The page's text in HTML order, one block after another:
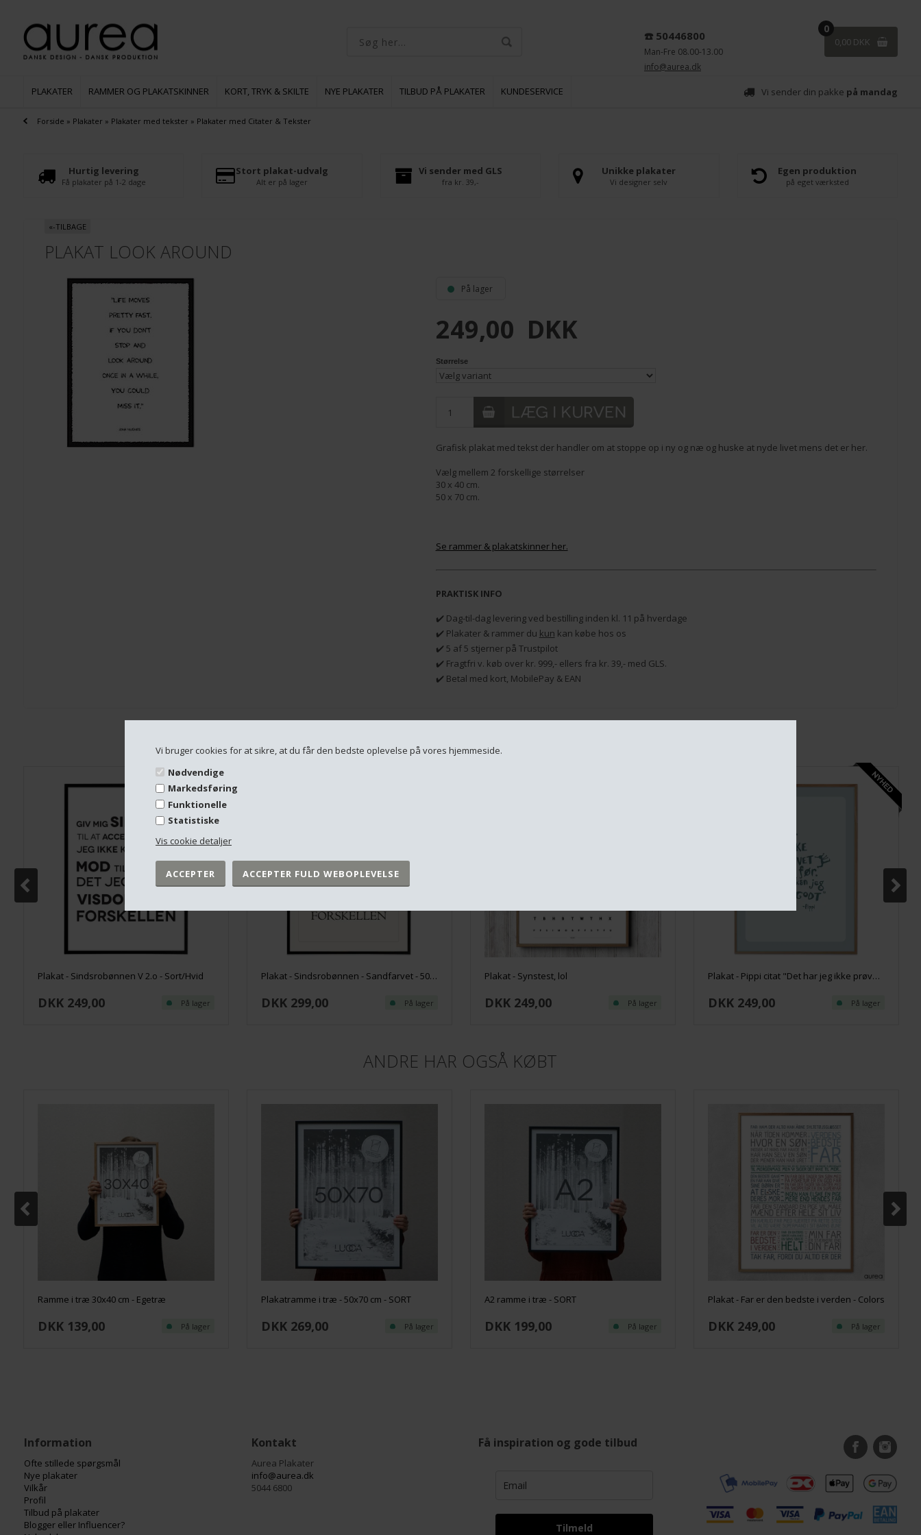
Vi bruger cookies for at sikre, at du får den bedste oplevelse på vores hjemmeside.
Nødvendige
Markedsføring
Funktionelle
Statistiske
Vis cookie detaljer
0
0,00 DKK
☎️ 50446800
Man-Fre 08.00-13.00
info@aurea.dk
Vi sender din pakke på mandag
PLAKATER RAMMER OG PLAKATSKINNER KORT, TRYK & SKILTE NYE PLAKATER TILBUD PÅ PLAKATER KUNDESERVICE
Forside » Plakater » Plakater med tekster » Plakater med Citater & Tekster
Hurtig levering
Få plakater på 1-2 dage
Stort plakat-udvalg
Alt er på lager
Vi sender med GLS
fra kr. 39,-
Unikke plakater
Vi designer selv
Egen produktion
på eget værksted
«-TILBAGE
PLAKAT LOOK AROUND
På lager
249,00 DKK
Størrelse
Grafisk plakat med tekst der handler om at stoppe op i ny og næ og huske at nyde livet mens det er her.
Vælg mellem 2 forskellige størrelser
30 x 40 cm.
50 x 70 cm.
Se rammer & plakatskinner her.
PRAKTISK INFO
✔️ Dag-til-dag levering ved bestilling inden kl. 11 på hverdage
✔️ Plakater & rammer du kun kan købe hos os
✔️ 5 af 5 stjerner på Trustpilot
✔️ Fragtfri v. køb over kr. 999,- ellers fra kr. 39,- med GLS.
✔️ Betal med kort, MobilePay & EAN
Plakat - Sindsrobønnen V 2.o - Sort/Hvid
DKK 249,00 På lager
Plakat - Sindsrobønnen - Sandfarvet - 50x70cm
DKK 299,00 På lager
Plakat - Synstest, lol
DKK 249,00 På lager
Plakat - Pippi citat "Det har jeg ikke prøvet før" - Blueish
DKK 249,00 På lager
ANDRE HAR OGSÅ KØBT
Ramme i træ 30x40 cm - Egetræ
DKK 139,00 På lager
Plakatramme i træ - 50x70 cm - SORT
DKK 269,00 På lager
A2 ramme i træ - SORT
DKK 199,00 På lager
Plakat - Far er den bedste i verden - Colors
DKK 249,00 På lager
Information
Ofte stillede spørgsmål
Nye plakater
Vilkår
Profil
Tilbud på plakater
Blogger eller Influencer?
Kontakt
Aurea Plakater
info@aurea.dk
5044 6800
Få inspiration og gode tilbud
Tilmeld